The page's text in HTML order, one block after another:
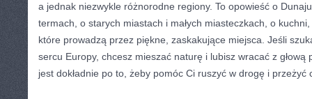
a jednak niezwykle różnorodne regiony. To opowieść o
termach, o starych miastach i małych miasteczkach, o
które prowadzą przez piękne, zaskakujące miejsca. Jeśli
sercu Europy, chcesz mieszać naturę i lubisz wracać z głową
jest dokładnie po to, żeby pomóc Ci ruszyć w drogę i przeżyć